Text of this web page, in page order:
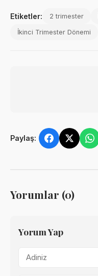
Etiketler: 2 trimester
İkinci Trimester Dönemi
Paylaş:
Yorumlar (0)
Yorum Yap